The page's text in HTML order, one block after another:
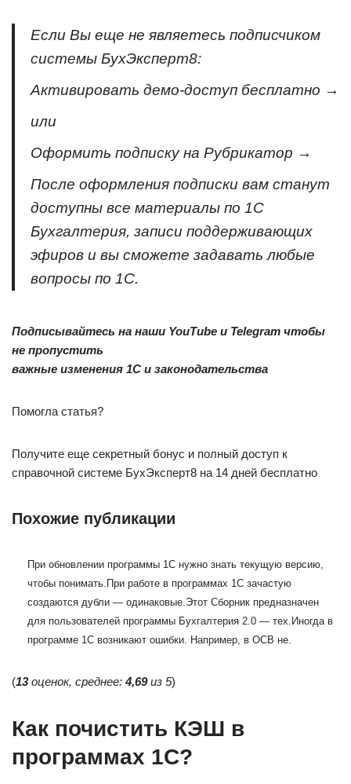
Если Вы еще не являетесь подписчиком
системы БухЭксперт8:
Активировать демо-доступ бесплатно →
или
Оформить подписку на Рубрикатор →
После оформления подписки вам станут
доступны все материалы по 1С
Бухгалтерия, записи поддерживающих
эфиров и вы сможете задавать любые
вопросы по 1С.
Подписывайтесь на наши YouTube и Telegram чтобы
не пропустить
важные изменения 1С и законодательства
Помогла статья?
Получите еще секретный бонус и полный доступ к
справочной системе БухЭксперт8 на 14 дней бесплатно
Похожие публикации
При обновлении программы 1С нужно знать текущую версию,
чтобы понимать. При работе в программах 1С зачастую
создаются дубли — одинаковые. Этот Сборник предназначен
для пользователей программы Бухгалтерия 2.0 — тех. Иногда в
программе 1С возникают ошибки. Например, в ОСВ не.
(13оценок, среднее: 4,69из 5)
Как почистить КЭШ в
программах 1С?